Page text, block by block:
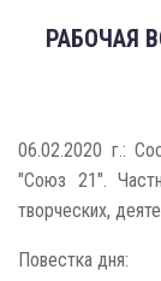
РАБОЧАЯ
06.02.2020 г.:
"Союз 21".
творческих,
Повестка дня: